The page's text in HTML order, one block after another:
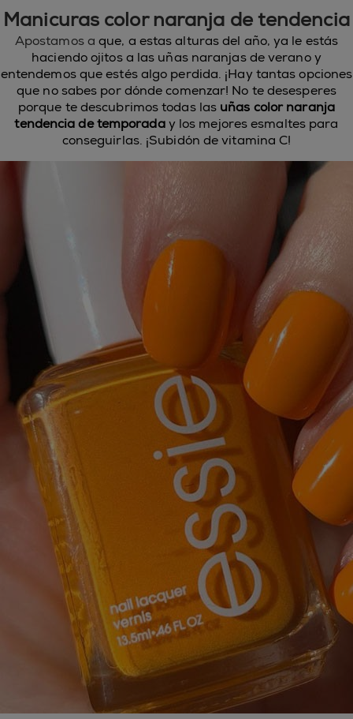
Manicuras color naranja de tendencia
Apostamos a que, a estas alturas del año, ya le estás
haciendo ojitos a las uñas naranjas de verano y
entendemos que estés algo perdida. ¡Hay tantas opciones
que no sabes por dónde comenzar! No te desesperes
porque te descubrimos todas las uñas color naranja
tendencia de temporaday los mejores esmaltes para
conseguirlas. ¡Subidón de vitamina C!